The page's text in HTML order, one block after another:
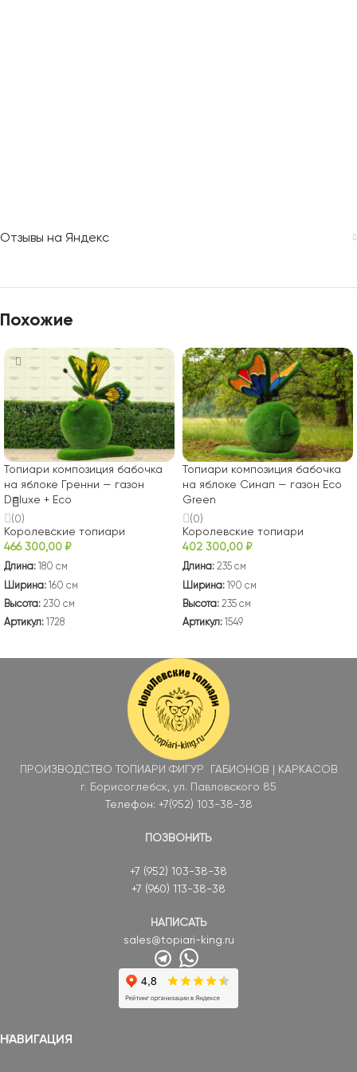
Отзывы на Яндекс
Похожие
Топиари композиция бабочка
на яблоке Гренни — газон
Deluxe + Eco
(0)
Королевские топиари
466 300,00₽
Длина: 180 см
Ширина: 160 см
Высота: 230 см
Артикул: 1728
Топиари композиция бабочка
на яблоке Синап — газон Eco
Green
(0)
Королевские топиари
402 300,00₽
Длина: 235 см
Ширина: 190 см
Высота: 235 см
Артикул: 1549
ПРОИЗВОДСТВО ТОПИАРИ ФИГУР ГАБИОНОВ | КАРКАСОВ
г. Борисоглебск, ул. Павловского 85
Телефон: +7(952) 103-38-38
ПОЗВОНИТЬ
+7 (952) 103-38-38
+7 (960) 113-38-38
НАПИСАТЬ
sales@topiari-king.ru
НАВИГАЦИЯ